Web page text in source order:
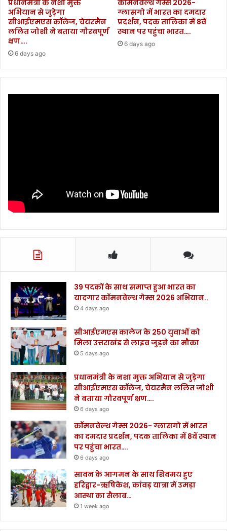
प्रधानमंत्री के नशा मुक्त
अभियान से जुड़ेगा
सीआईएमएस कॉलेज, चेयरमैन
ललित जोशी ने बताया गौरवपूर्ण
क्षण….
6 days ago
कॉमनवेल्थ गेम्स 2026-
ग्लासगो में भारत का दमदार
प्रदर्शन, पदक तालिका में 8वें
स्थान पर पहुंचा भारत….
6 days ago
39 पदकों के साथ समाप्त हुआ भारत का
यादगार कॉमनवेल्थ गेम्स 2026 अभियान..
4 days ago
सीआईएमएस कालेज के 250 युवाओं को
मिला उत्तराखंड से लाइव जुड़ने का मौका
5 days ago
प्रधानमंत्री के नशा मुक्त अभियान से जुड़ेगा
सीआईएमएस कॉलेज, चेयरमैन ललित जोशी
ने बताया गौरवपूर्ण क्षण….
6 days ago
कॉमनवेल्थ गेम्स 2026- ग्लासगो में भारत
का दमदार प्रदर्शन, पदक तालिका में 8वें स्थान
पर पहुंचा भारत….
6 days ago
सावन के आगमन के साथ शिवमय हुए
हरिद्वार-ऋषिकेश, कांवड़ यात्रा में उमड़ा
आस्था का सैलाब…
1 week ago